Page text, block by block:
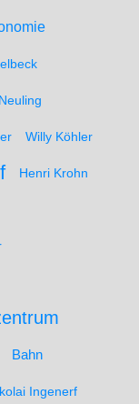
Willy Köhler
Henri Krohn
Bahn
Ingenerf